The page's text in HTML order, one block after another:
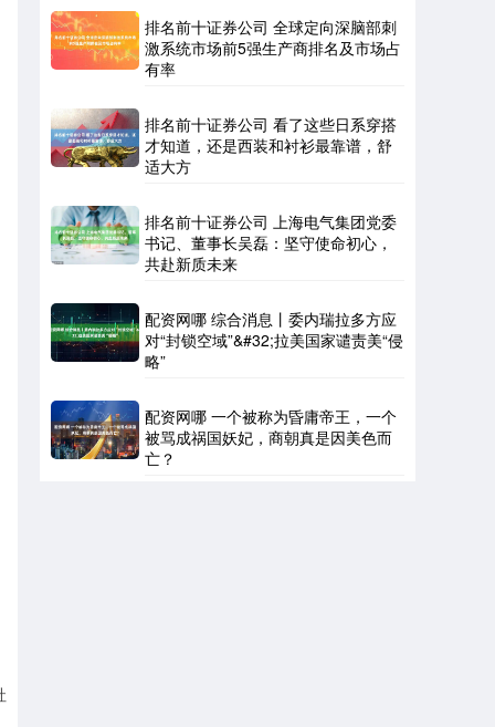
排名前十证券公司 全球定向深脑部刺
激系统市场前5强生产商排名及市场占
有率
排名前十证券公司 看了这些日系穿搭
才知道，还是西装和衬衫最靠谱，舒
适大方
排名前十证券公司 上海电气集团党委
书记、董事长吴磊：坚守使命初心，
共赴新质未来
配资网哪 综合消息丨委内瑞拉多方应
对“封锁空域”&#32;拉美国家谴责美“侵
略”
配资网哪 一个被称为昏庸帝王，一个
被骂成祸国妖妃，商朝真是因美色而
亡？